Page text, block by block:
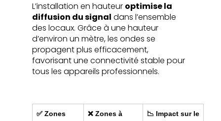
L’installation en hauteur optimise la
diffusion du signal dans l’ensemble
des locaux. Grâce à une hauteur
d’environ un mètre, les ondes se
propagent plus efficacement,
favorisant une connectivité stable pour
tous les appareils professionnels.
✅ Zones
❌ Zones à
📉 Impact sur le